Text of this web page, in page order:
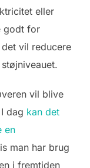
eller
godt for
vil reducere
vil blive
dag kan det
en
man har brug
i fremtiden